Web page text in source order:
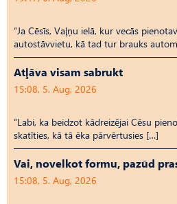
“Ja Cēsīs, Vaļņu ielā, kur vecās
autostāvvietu, kā tad tur brauks
Atļāva visam sabrukt
15:08, 5. Aug, 2026
“Labi, ka beidzot kādreizējai Cēsu
skatīties, kā tā ēka pārvērtusies […]
Vai, novelkot formu, pazūd
15:08, 5. Aug, 2026